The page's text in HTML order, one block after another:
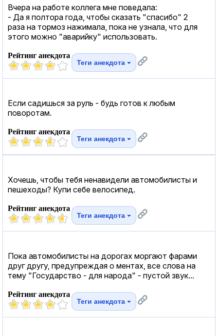
Вчера на работе коллега мне поведала:
- Да я полтора года, чтобы сказать "спасибо" 2
раза на тормоз нажимала, пока не узнала, что для
этого можно "аварийку" использовать.
Рейтинг анекдота
Теги анекдота
Если садишься за руль - будь готов к любым
поворотам.
Рейтинг анекдота
Теги анекдота
Хочешь, чтобы тебя ненавидели автомобилисты и
пешеходы? Купи себе велосипед.
Рейтинг анекдота
Теги анекдота
Пока автомобилисты на дорогах моргают фарами
друг другу, предупреждая о ментах, все слова на
тему "Государство - для народа" - пустой звук...
Рейтинг анекдота
Теги анекдота